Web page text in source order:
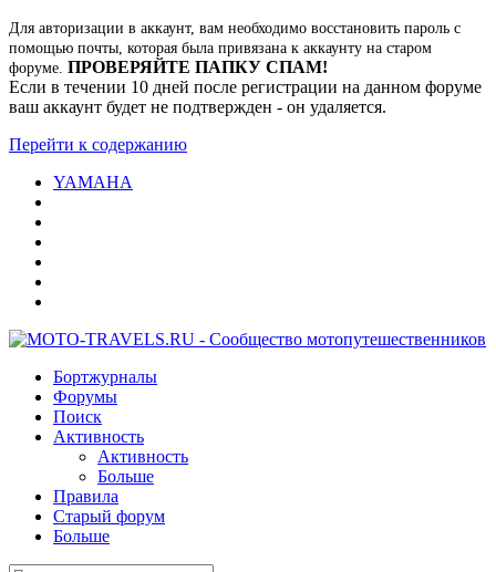
Для авторизации в аккаунт, вам необходимо восстановить пароль с
помощью почты, которая была привязана к аккаунту на старом
форуме. ПРОВЕРЯЙТЕ ПАПКУ СПАМ!
Если в течении 10 дней после регистрации на данном форуме
ваш аккаунт будет не подтвержден - он удаляется.
Перейти к содержанию
YAMAHA
Бортжурналы
Форумы
Поиск
Активность
Активность
Больше
Правила
Старый форум
Больше